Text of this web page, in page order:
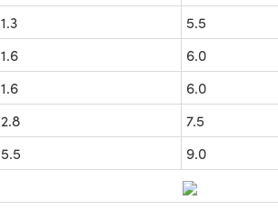
1.3 5.5
1.6 6.0
1.6 6.0
2.8 7.5
5.5 9.0